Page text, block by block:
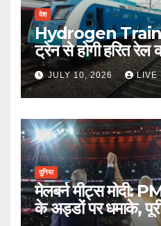
देश
Hydrogen Train:
ट्रेन से होगी हरित रेल
JULY 10, 2026 LIVE
दुनिया
मेलबर्न मीट्स मोदी:
के अड्डों पर धमाके,